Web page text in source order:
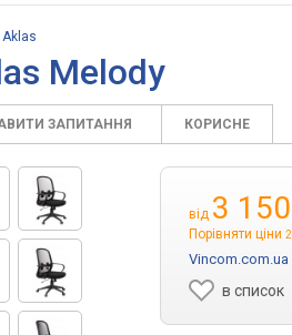
Aklas
Melody
ЗАПИТАННЯ КОРИСНЕ
від 3 150
Порівняти ціни 2
Vincom.com.ua
в список